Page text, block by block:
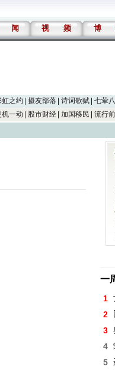
闻 视 频 博
虹之约 摄友部落 诗词歌赋 七荤
机一动 股市财经 加国移民 流行
一
1
2
3
4
5